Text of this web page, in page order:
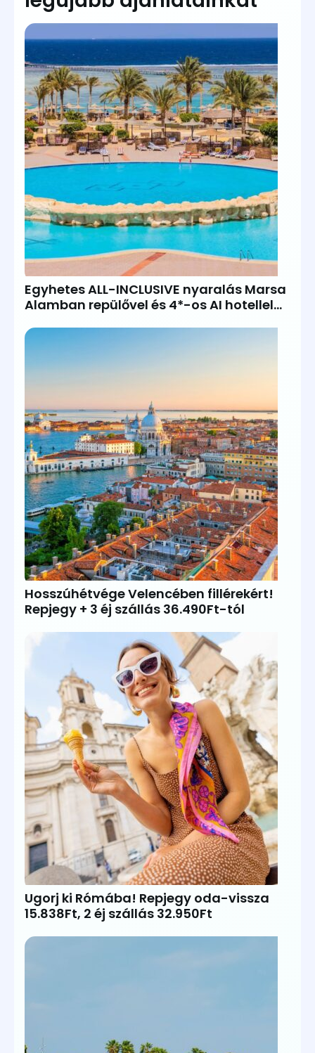
Egyhetes ALL-INCLUSIVE nyaralás Marsa
Alamban repülővel és 4*-os AI hotellel
Hosszúhétvége Velencében fillérekért!
Repjegy + 3 éj szállás 36.490Ft-tól
Ugorj ki Rómába! Repjegy oda-vissza
15.838Ft, 2 éj szállás 32.950Ft